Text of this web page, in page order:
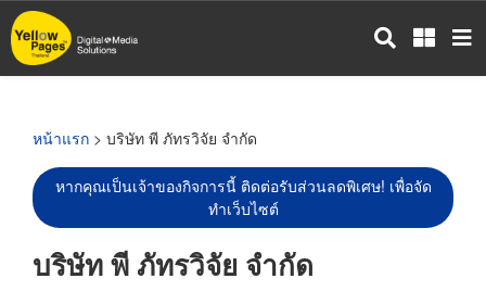
ข้าม
ไป
หน้าแรก > บริษัท พี ภัทรวิจัย จำกัด
หากคุณเป็นเจ้าของกิจการนี้ ติดต่อรับส่วนลดพิเศษ! เพื่อจัด
ทำเว็บไซต์
บริษัท พี ภัทรวิจัย จำกัด